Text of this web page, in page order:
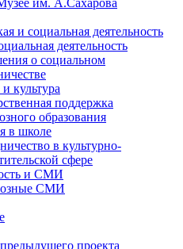
им. А.Сахарова
и социальная деятельность
деятельность
о социальном
культура
поддержка
образования
в школе
в культурно-
сфере
и СМИ
СМИ
проекта